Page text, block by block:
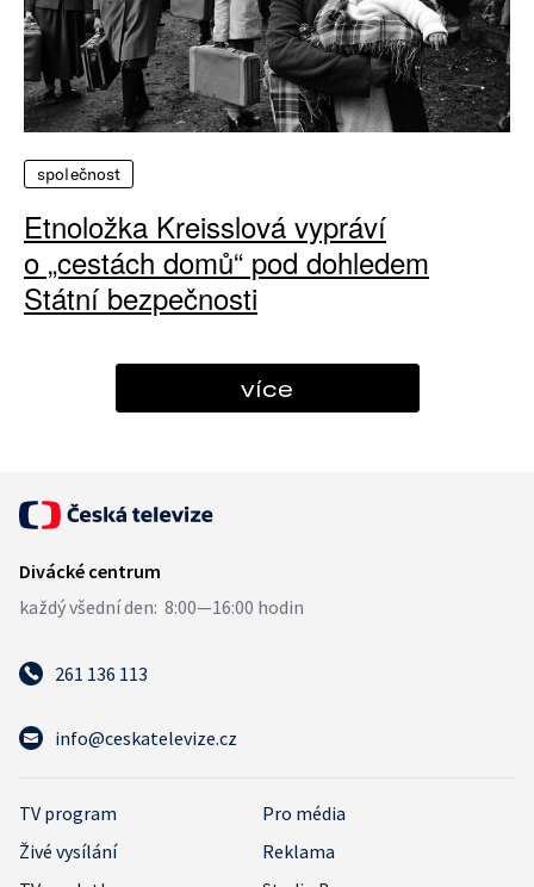
společnost
Etnoložka Kreisslová vypráví
o „cestách domů“ pod dohledem
Státní bezpečnosti
více
261 136 113
info@ceskatelevize.cz
TV program
Pro média
Živé vysílání
Reklama